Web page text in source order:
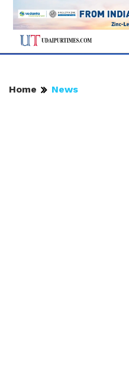
Home News